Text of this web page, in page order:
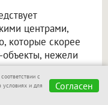
центрами,
которые скорее
нежели
сложная
превратила
с
и для
Согласен